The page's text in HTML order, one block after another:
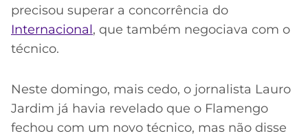
precisou superar a concorrência do
Internacional, que também negociava com o
técnico.
Neste domingo, mais cedo, o jornalista Lauro
Jardim já havia revelado que o Flamengo
fechou com um novo técnico, mas não disse